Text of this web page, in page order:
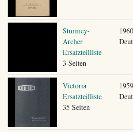
Sturmey-
Archer
Ersatzteilliste
3 Seiten
1960
Victoria
Ersatzteilliste
35 Seiten
1959